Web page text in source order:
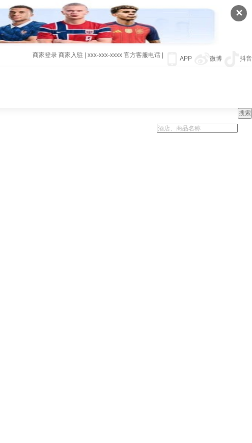
✕
APP 微博 抖音
商家登录 商家入驻 xxx-xxx-xxxx 官方客服电话